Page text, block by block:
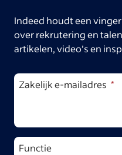
Indeed houdt een
over rekrutering en
artikelen, video’s en
Zakelijk e-mailadres
Functie